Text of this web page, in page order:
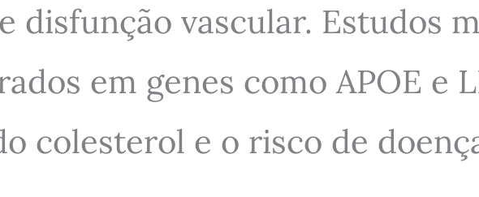
disfunção vascular. Estudos
em genes como APOE e
colesterol e o risco de